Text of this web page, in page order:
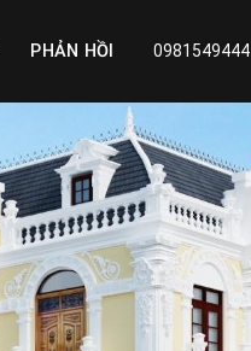
PHẢN HỒI 0981549444